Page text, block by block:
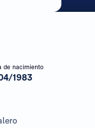
de nacimiento
1983